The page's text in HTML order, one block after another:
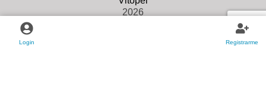
Login Registrarme
2026